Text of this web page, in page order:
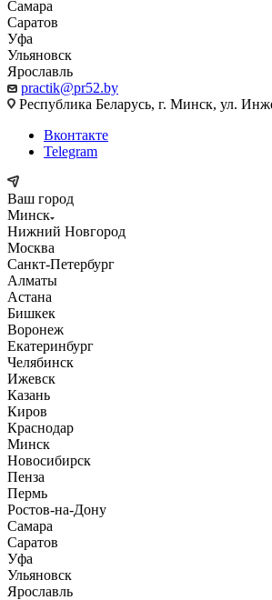
Самара
Саратов
Уфа
Ульяновск
Ярославль
practik@pr52.by
Республика Беларусь, г. Минск, ул.
Вконтакте
Telegram
Ваш город
Минск
Нижний Новгород
Москва
Санкт-Петербург
Алматы
Астана
Бишкек
Воронеж
Екатеринбург
Челябинск
Ижевск
Казань
Киров
Краснодар
Минск
Новосибирск
Пенза
Пермь
Ростов-на-Дону
Самара
Саратов
Уфа
Ульяновск
Ярославль